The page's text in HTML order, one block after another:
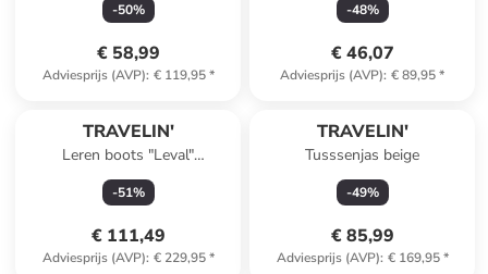
-50%
€ 58,99
Adviesprijs (AVP): € 119,95*
-48%
€ 46,07
Adviesprijs (AVP): € 89,95*
TRAVELIN'
Leren boots "Leval"
donkerblauw
-51%
€ 111,49
Adviesprijs (AVP): € 229,95*
TRAVELIN'
Tusssenjas beige
-49%
€ 85,99
Adviesprijs (AVP): € 169,95*